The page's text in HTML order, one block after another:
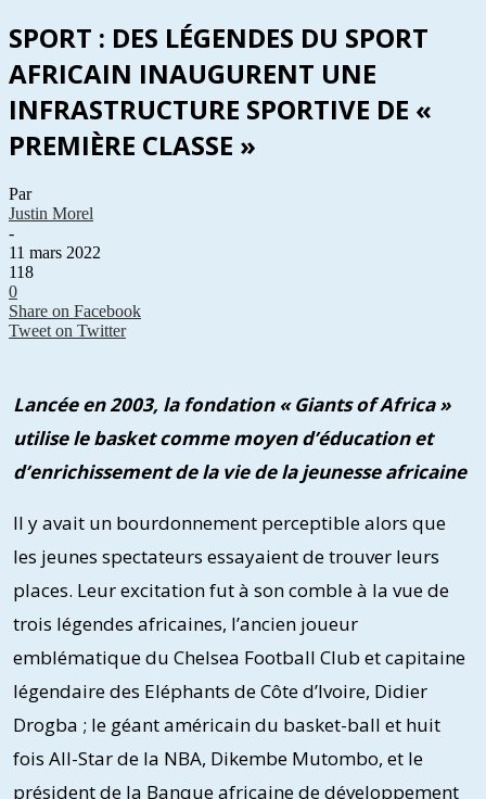
SPORT : DES LÉGENDES DU SPORT
AFRICAIN INAUGURENT UNE
INFRASTRUCTURE SPORTIVE DE «
PREMIÈRE CLASSE »
Par
Justin Morel
-
11 mars 2022
118
0
Share on Facebook
Tweet on Twitter
Lancée en 2003, la fondation « Giants of Africa »
utilise le basket comme moyen d’éducation et
d’enrichissement de la vie de la jeunesse africaine
Il y avait un bourdonnement perceptible alors que
les jeunes spectateurs essayaient de trouver leurs
places. Leur excitation fut à son comble à la vue de
trois légendes africaines, l’ancien joueur
emblématique du Chelsea Football Club et capitaine
légendaire des Eléphants de Côte d’Ivoire, Didier
Drogba ; le géant américain du basket-ball et huit
fois All-Star de la NBA, Dikembe Mutombo, et le
président de la Banque africaine de développement